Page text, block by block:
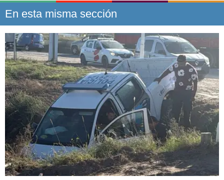
En esta misma sección